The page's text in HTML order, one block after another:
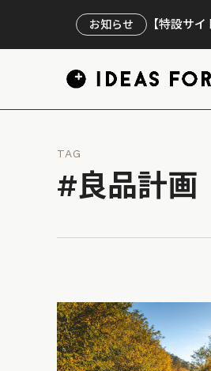
お知らせ 【特設サ
TAG
#良品計画